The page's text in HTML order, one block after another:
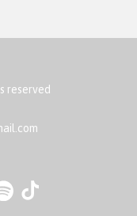
reserved